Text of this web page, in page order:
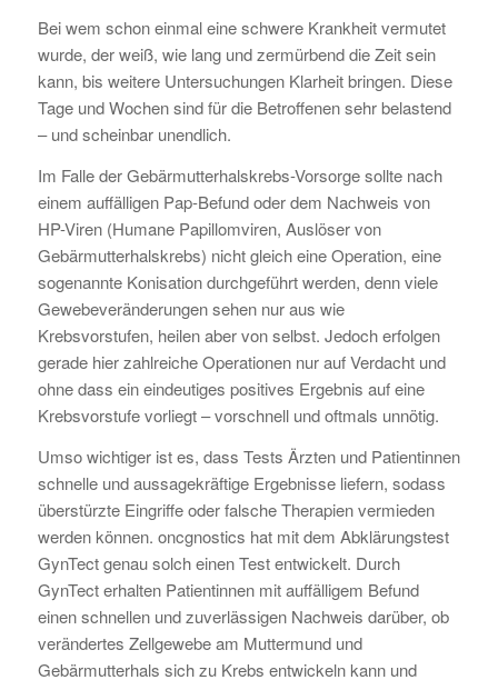
Bei wem schon einmal eine schwere Krankheit vermutet
wurde, der weiß, wie lang und zermürbend die Zeit sein
kann, bis weitere Untersuchungen Klarheit bringen. Diese
Tage und Wochen sind für die Betroffenen sehr belastend
– und scheinbar unendlich.
Im Falle der Gebärmutterhalskrebs-Vorsorge sollte nach
einem auffälligen Pap-Befund oder dem Nachweis von
HP-Viren (Humane Papillomviren, Auslöser von
Gebärmutterhalskrebs) nicht gleich eine Operation, eine
sogenannte Konisation durchgeführt werden, denn viele
Gewebeveränderungen sehen nur aus wie
Krebsvorstufen, heilen aber von selbst. Jedoch erfolgen
gerade hier zahlreiche Operationen nur auf Verdacht und
ohne dass ein eindeutiges positives Ergebnis auf eine
Krebsvorstufe vorliegt – vorschnell und oftmals unnötig.
Umso wichtiger ist es, dass Tests Ärzten und Patientinnen
schnelle und aussagekräftige Ergebnisse liefern, sodass
überstürzte Eingriffe oder falsche Therapien vermieden
werden können. oncgnostics hat mit dem Abklärungstest
GynTect genau solch einen Test entwickelt. Durch
GynTect erhalten Patientinnen mit auffälligem Befund
einen schnellen und zuverlässigen Nachweis darüber, ob
verändertes Zellgewebe am Muttermund und
Gebärmutterhals sich zu Krebs entwickeln kann und